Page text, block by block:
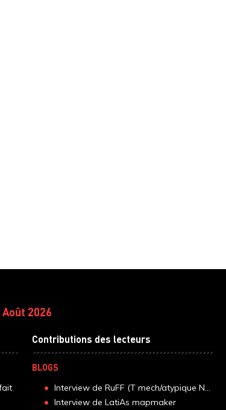
2026
Contributions des lecteurs
BLOGS
Interview de RuFF (T mech/atypique N...
Interview de LatiAs mapmaker